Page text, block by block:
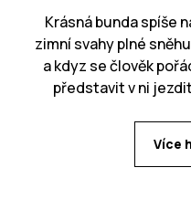
Krásná bunda spíše
zimní svahy plné
a kdyz se člověk
představit v ni
Více